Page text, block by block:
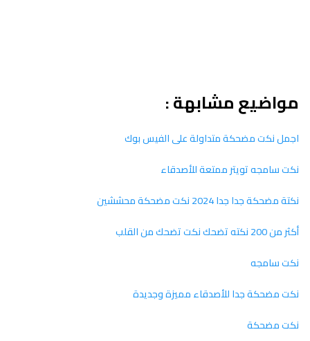
مواضيع مشابهة :
اجمل نكت مضحكة متداولة على الفيس بوك
نكت سامجه تويتر ممتعة للأصدقاء
نكتة مضحكة جدا جدا 2024 نكت مضحكة محششين
أكثر من 200 نكته تضحك نكت تضحك من القلب
نكت سامجه
نكت مضحكة جدا للأصدقاء مميزة وجديدة
نكت مضحكة